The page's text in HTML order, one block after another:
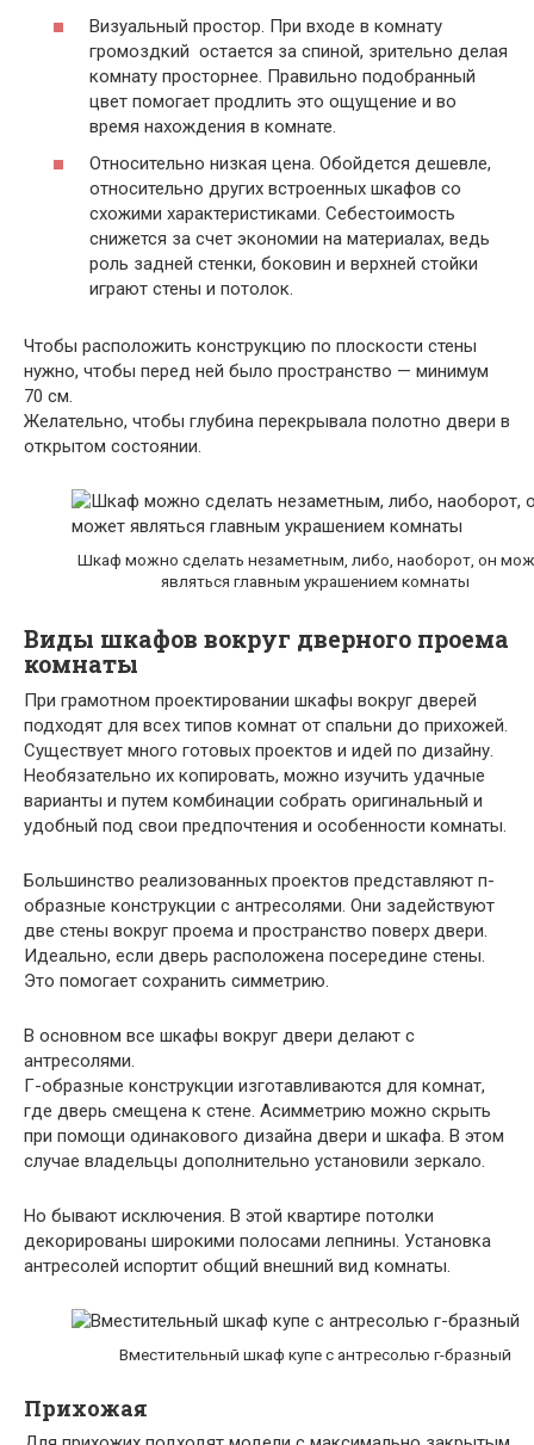
Визуальный простор. При входе в комнату
громоздкий остается за спиной, зрительно делая
комнату просторнее. Правильно подобранный
цвет помогает продлить это ощущение и во
время нахождения в комнате.
Относительно низкая цена. Обойдется дешевле,
относительно других встроенных шкафов со
схожими характеристиками. Себестоимость
снижется за счет экономии на материалах, ведь
роль задней стенки, боковин и верхней стойки
играют стены и потолок.
Чтобы расположить конструкцию по плоскости стены
нужно, чтобы перед ней было пространство — минимум
70 см.
Желательно, чтобы глубина перекрывала полотно двери в
открытом состоянии.
Шкаф можно сделать незаметным, либо, наоборот, он
являться главным украшением комнаты
Виды шкафов вокруг дверного проема
комнаты
При грамотном проектировании шкафы вокруг дверей
подходят для всех типов комнат от спальни до прихожей.
Существует много готовых проектов и идей по дизайну.
Необязательно их копировать, можно изучить удачные
варианты и путем комбинации собрать оригинальный и
удобный под свои предпочтения и особенности комнаты.
Большинство реализованных проектов представляют п-
образные конструкции с антресолями. Они задействуют
две стены вокруг проема и пространство поверх двери.
Идеально, если дверь расположена посередине стены.
Это помогает сохранить симметрию.
В основном все шкафы вокруг двери делают с
антресолями.
Г-образные конструкции изготавливаются для комнат,
где дверь смещена к стене. Асимметрию можно скрыть
при помощи одинакового дизайна двери и шкафа. В этом
случае владельцы дополнительно установили зеркало.
Но бывают исключения. В этой квартире потолки
декорированы широкими полосами лепнины. Установка
антресолей испортит общий внешний вид комнаты.
Вместительный шкаф купе с антресолью г-бразный
Прихожая